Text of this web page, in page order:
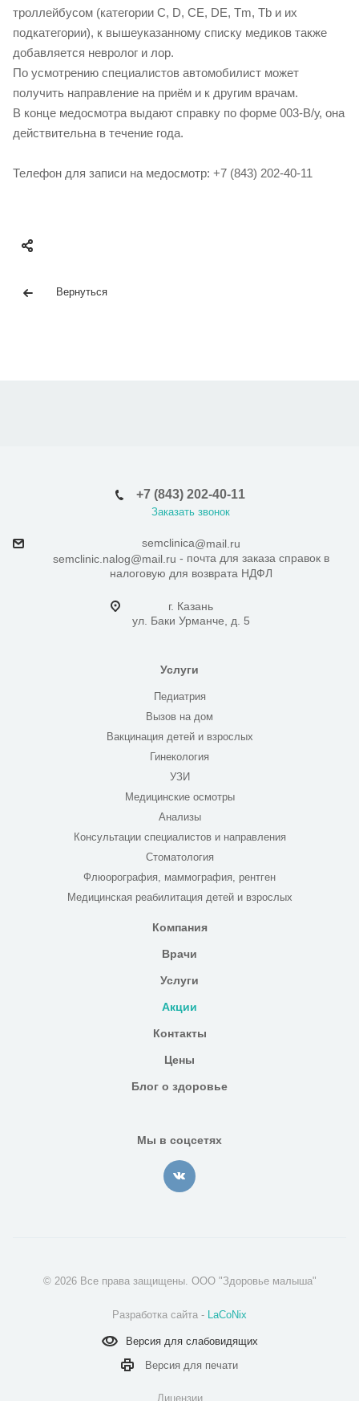
троллейбусом (категории С, D, CE, DE, Tm, Tb и их
подкатегории), к вышеуказанному списку медиков также
добавляется невролог и лор.
По усмотрению специалистов автомобилист может
получить направление на приём и к другим врачам.
В конце медосмотра выдают справку по форме 003-В/у, она
действительна в течение года.
Телефон для записи на медосмотр: +7 (843) 202-40-11
Вернуться
+7 (843) 202-40-11
Заказать звонок
semclinica@mail.ru
semclinic.nalog@mail.ru - почта для заказа справок в
налоговую для возврата НДФЛ
г. Казань
ул. Баки Урманче, д. 5
Услуги
Педиатрия
Вызов на дом
Вакцинация детей и взрослых
Гинекология
УЗИ
Медицинские осмотры
Анализы
Консультации специалистов и направления
Стоматология
Флюорография, маммография, рентген
Медицинская реабилитация детей и взрослых
Компания
Врачи
Услуги
Акции
Контакты
Цены
Блог о здоровье
Мы в соцсетях
© 2026 Все права защищены. ООО "Здоровье малыша"
Разработка сайта - LaCoNix
Версия дляслабовидящих
Версия для печати
Лицензии